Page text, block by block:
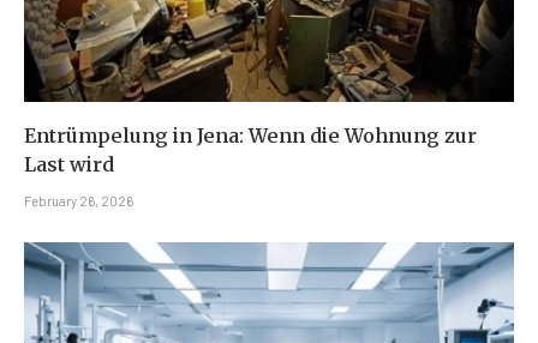
Entrümpelung in Jena: Wenn die Wohnung zur
Last wird
February 26, 2026